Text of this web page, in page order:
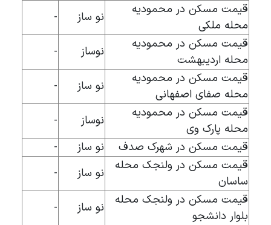
قیمت مسکن در محمودیه
محله ملکی
نو ساز
-
قیمت مسکن در محمودیه
محله اردیبهشت
نوساز
-
قیمت مسکن در محمودیه
محله صفای اصفهانی
نو ساز
-
قیمت مسکن در محمودیه
محله پارک وی
نوساز
-
قیمت مسکن در شهرک صدف
نو ساز
-
قیمت مسکن در ولنجک محله
ساسان
نو ساز
-
قیمت مسکن در ولنجک محله
بلوار دانشجو
نو ساز
-